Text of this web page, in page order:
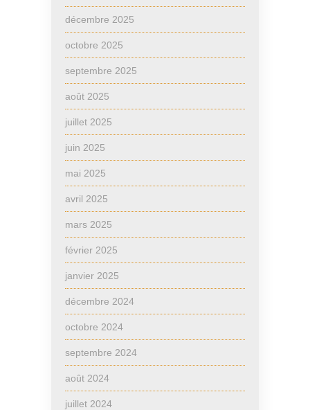
décembre 2025
octobre 2025
septembre 2025
août 2025
juillet 2025
juin 2025
mai 2025
avril 2025
mars 2025
février 2025
janvier 2025
décembre 2024
octobre 2024
septembre 2024
août 2024
juillet 2024